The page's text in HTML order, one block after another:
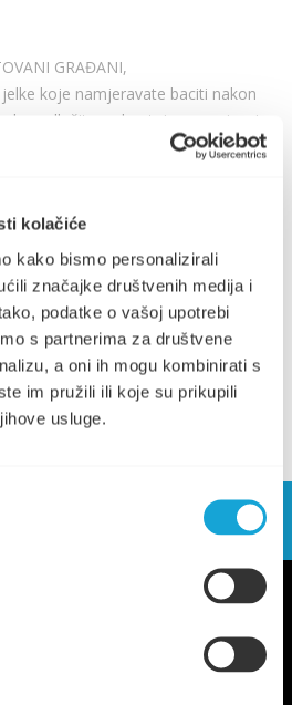
kolačiće
kako bismo personalizirali
značajke društvenih medija i
podatke o vašoj upotrebi
s partnerima za društvene
a oni ih mogu kombinirati s
im pružili ili koje su prikupili
usluge.
GRAĐANI,
koje namjeravate baciti nakon
odložite uz kontejnere na javnim
tvari na permakulturnom
imanju.